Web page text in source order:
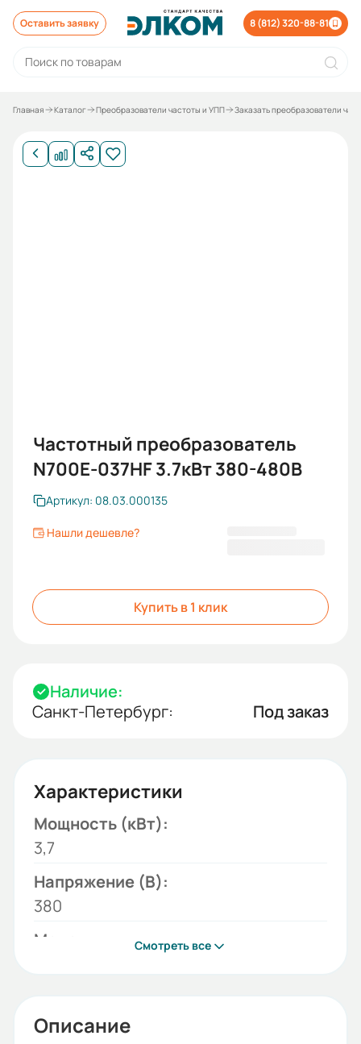
Оставить заявку 8 (812) 320-88-81
Главная Каталог Преобразователи частоты и УПП Заказать преобразователи
Частотный преобразователь
N700E-037HF 3.7кВт 380-480В
Артикул: 08.03.000135
Нашли дешевле?
Купить в 1 клик
Наличие:
Санкт-Петербург:
Под заказ
Характеристики
Мощность (кВт):
3,7
Напряжение (В):
380
Модель:
Hyundai-N700E
Смотреть все
Описание